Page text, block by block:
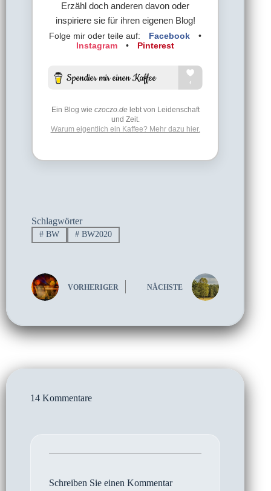
Erzähl doch anderen davon oder
inspiriere sie für ihren eigenen Blog!
Folge mir oder teile auf: Facebook
•
Instagram
• Pinterest
Ein Blog wie czoczo.delebt von Leidenschaft
und Zeit.
Warum eigentlich ein Kaffee? Mehr dazu hier.
Schlagwörter
#BW #BW2020
VORHERIGER NÄCHSTE
14 Kommentare
Schreiben Sie einen Kommentar